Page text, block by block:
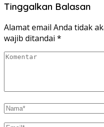
Tinggalkan Balasan
Alamat email Anda tidak
wajib ditandai *